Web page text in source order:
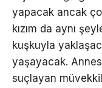
yapacak ancak
kızım da aynı
kuşkuyla
yaşayacak.
suçlayan